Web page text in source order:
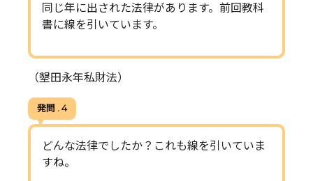
同じ年に出された法律があります。前回教科
書に線を引いています。
（墾田永年私財法）
発問 . 4
どんな法律でしたか？これも線を引いていま
すね。